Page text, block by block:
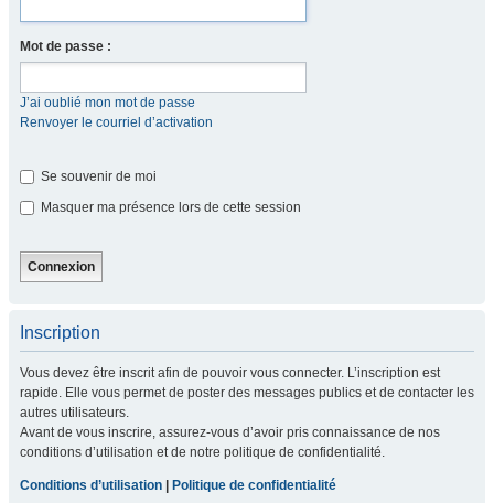
Mot de passe :
J’ai oublié mon mot de passe
Renvoyer le courriel d’activation
Se souvenir de moi
Masquer ma présence lors de cette session
Inscription
Vous devez être inscrit afin de pouvoir vous connecter. L’inscription est
rapide. Elle vous permet de poster des messages publics et de contacter les
autres utilisateurs.
Avant de vous inscrire, assurez-vous d’avoir pris connaissance de nos
conditions d’utilisation et de notre politique de confidentialité.
Conditions d’utilisation Politique de confidentialité